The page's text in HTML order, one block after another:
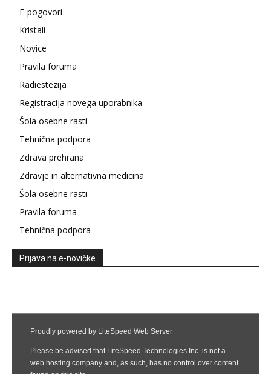
E-pogovori
Kristali
Novice
Pravila foruma
Radiestezija
Registracija novega uporabnika
Šola osebne rasti
Tehnična podpora
Zdrava prehrana
Zdravje in alternativna medicina
Šola osebne rasti
Pravila foruma
Tehnična podpora
Prijava na e-novičke